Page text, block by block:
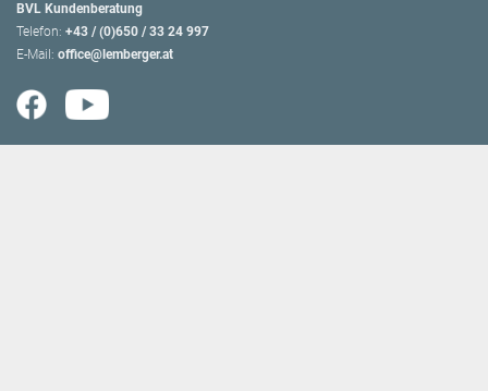
BVL Kundenberatung
Telefon: +43 / (0)650 / 33 24 997
E-Mail: office@lemberger.at